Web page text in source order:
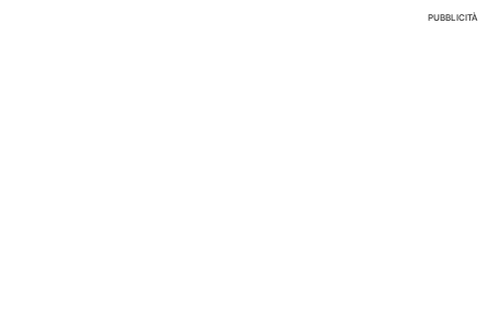
PUBBLICITÀ